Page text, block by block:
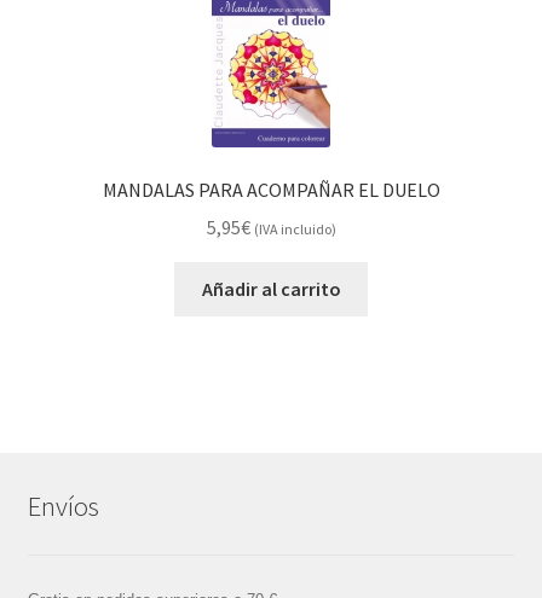
MANDALAS PARA ACOMPAÑAR EL DUELO
5,95€ (IVA incluido)
Añadir al carrito
Envíos